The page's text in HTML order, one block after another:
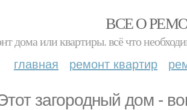
ВСЕ О
дома или квартиры. всё что
главная ремонт квартир
загородный дом -